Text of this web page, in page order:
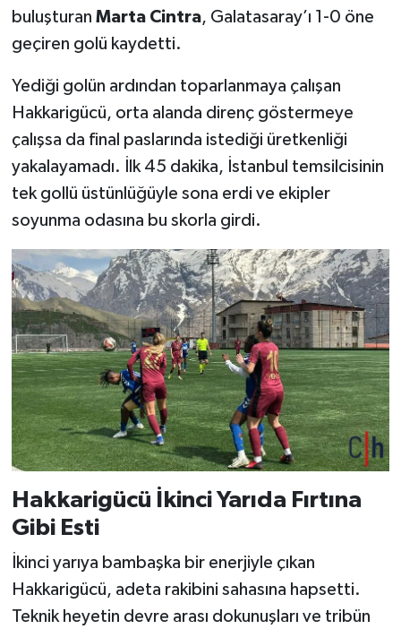
buluşturan Marta Cintra, Galatasaray’ı 1-0 öne
geçiren golü kaydetti.
Yediği golün ardından toparlanmaya çalışan
Hakkarigücü, orta alanda direnç göstermeye
çalışsa da final paslarında istediği üretkenliği
yakalayamadı. İlk 45 dakika, İstanbul temsilcisinin
tek gollü üstünlüğüyle sona erdi ve ekipler
soyunma odasına bu skorla girdi.
Hakkarigücü İkinci Yarıda Fırtına
Gibi Esti
İkinci yarıya bambaşka bir enerjiyle çıkan
Hakkarigücü, adeta rakibini sahasına hapsetti.
Teknik heyetin devre arası dokunuşları ve tribün